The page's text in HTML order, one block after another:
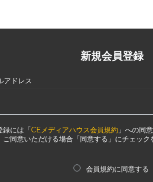
新規会員登録
アドレス
録には「CEメディアハウス会員規約 」への同
ご同意いただける場合「同意する」にチェック
会員規約に同意する